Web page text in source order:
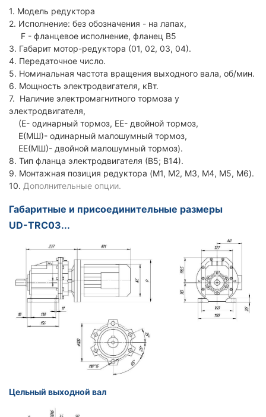
1. Модель редуктора
2. Исполнение: без обозначения - на лапах,
F - фланцевое исполнение, фланец B5
3. Габарит мотор-редуктора (01, 02, 03, 04).
4. Передаточное число.
5. Номинальная частота вращения выходного вала, об/мин.
6. Мощность электродвигателя, кВт.
7. Наличие электромагнитного тормоза у
электродвигателя,
(Е- одинарный тормоз, ЕЕ- двойной тормоз,
Е(МШ)- одинарный малошумный тормоз,
ЕЕ(МШ)- двойной малошумный тормоз).
8. Тип фланца электродвигателя (В5; В14).
9. Монтажная позиция редуктора (M1, M2, M3, M4, M5, M6).
10. Дополнительные опции.
Габаритные и присоединительные размеры
UD-TRC03...
Цельный выходной вал